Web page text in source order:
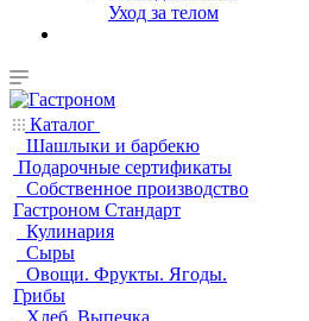
Уход за телом
Каталог
Шашлыки и барбекю
Подарочные сертификаты
Собственное производство
Гастроном Стандарт
Кулинария
Сыры
Овощи. Фрукты. Ягоды.
Грибы
Хлеб. Выпечка